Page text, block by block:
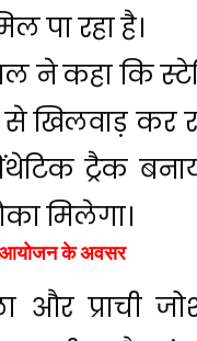
पा रहा है।
ने कहा कि
खिलवाड़ कर
ट्रैक
मिलेगा।
आयोजन के अवसर
और